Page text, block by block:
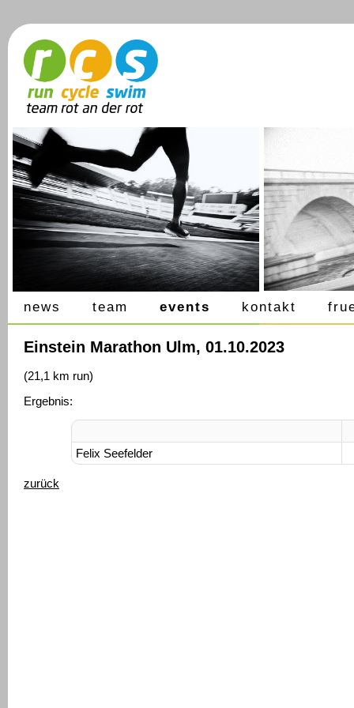
news team events kontakt
Einstein Marathon Ulm, 01.10.2023
(21,1 km run)
Ergebnis:
Felix Seefelder
zurück